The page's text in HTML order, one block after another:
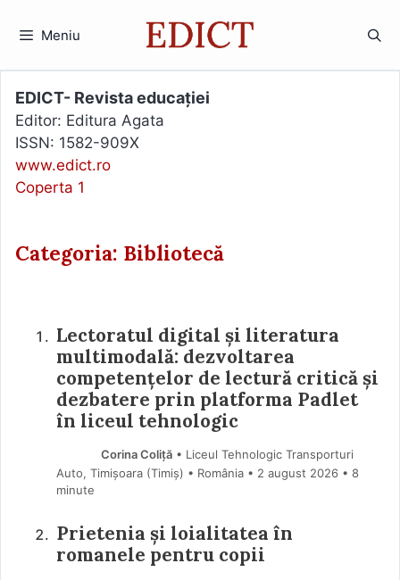
Meniu
EDICT- Revista educației
Editor: Editura Agata
ISSN: 1582-909X
www.edict.ro
Coperta 1
Categoria: Bibliotecă
Lectoratul digital și literatura
multimodală: dezvoltarea
competențelor de lectură critică și
dezbatere prin platforma Padlet
în liceul tehnologic
Corina Coliță• Liceul Tehnologic Transporturi
Auto, Timișoara (Timiş) • România
2 august 2026 • 8
minute
Prietenia și loialitatea în
romanele pentru copii